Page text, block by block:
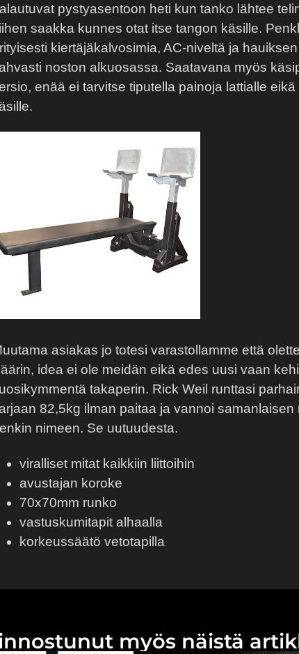
pystyasentoon heti kun tanko lähtee
saakka kunnes otat itse tangon käsille.
kiertäjäkalvosimia, AC-niveltä ja
noston alkuosassa. Saatavana myös
enää ei tarvitse tiputella painoja lattialle
asiakas jo totesi varastollamme että
idea ei ole meidän eikä edes uusi vaan
takaperin. Rick Weil runttasi
82,5kg ilman paitaa ja vannoi
nimeen. Se uutuudesta.
viralliset mitat kaikkiin liittoihin
avustajan koroke
70x70mm runko
vastuskumitapit alhaalla
korkeussäätö vetotapilla
myös näistä